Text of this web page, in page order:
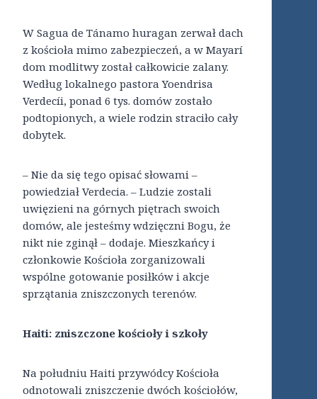
W Sagua de Tánamo huragan zerwał dach
z kościoła mimo zabezpieczeń, a w Mayarí
dom modlitwy został całkowicie zalany.
Według lokalnego pastora Yoendrisa
Verdecíi, ponad 6 tys. domów zostało
podtopionych, a wiele rodzin straciło cały
dobytek.
– Nie da się tego opisać słowami –
powiedział Verdecia. – Ludzie zostali
uwięzieni na górnych piętrach swoich
domów, ale jesteśmy wdzięczni Bogu, że
nikt nie zginął – dodaje. Mieszkańcy i
członkowie Kościoła zorganizowali
wspólne gotowanie posiłków i akcje
sprzątania zniszczonych terenów.
Haiti: zniszczone kościoły i szkoły
Na południu Haiti przywódcy Kościoła
odnotowali zniszczenie dwóch kościołów,